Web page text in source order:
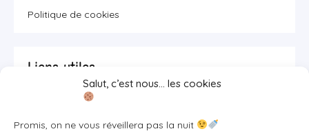
Salut, c’est nous… les cookies
Promis, on ne vous réveillera pas la nuit
Politique de cookies
Liens utiles
Se connecter/S'inscrire
FAQ / Livraison & accès